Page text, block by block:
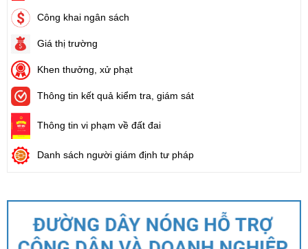
Công khai ngân sách
Giá thị trường
Khen thưởng, xử phạt
Thông tin kết quả kiểm tra, giám sát
Thông tin vi phạm về đất đai
Danh sách người giám định tư pháp